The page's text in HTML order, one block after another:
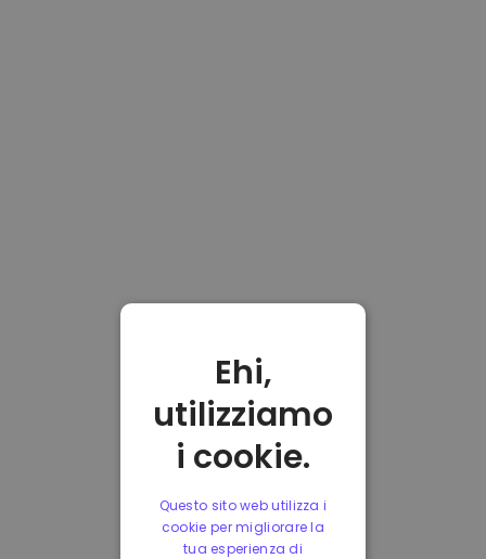
Ehi,
utilizziamo
i cookie.
Questo sito web utilizza i
cookie per migliorare la
tua esperienza di